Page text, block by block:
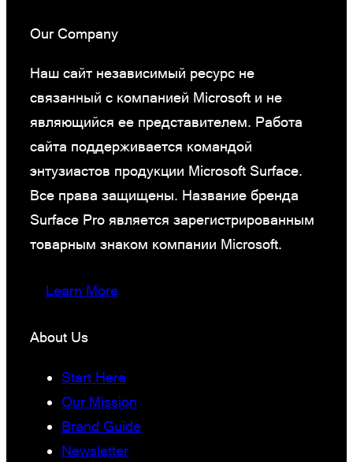
Our Company
Наш сайт независимый ресурс не
связанный с компанией Microsoft и не
являющийся ее представителем. Работа
сайта поддерживается командой
энтузиастов продукции Microsoft Surface.
Все права защищены. Название бренда
Surface Pro является зарегистрированным
товарным знаком компании Microsoft.
Learn More
About Us
Start Here
Our Mission
Brand Guide
Newsletter